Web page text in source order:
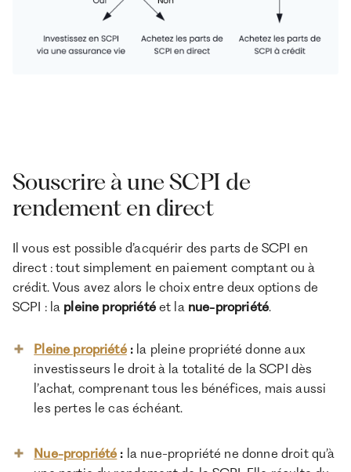
Souscrire à une SCPI de
rendement en direct
Il vous est possible d’acquérir des parts de SCPI en
direct : tout simplement en paiement comptant ou à
crédit. Vous avez alors le choix entre deux options de
SCPI : la pleine propriétéet la nue-propriété.
Pleine propriété: la pleine propriété donne aux
investisseurs le droit à la totalité de la SCPI dès
l’achat, comprenant tous les bénéfices, mais aussi
les pertes le cas échéant.
Nue-propriété : la nue-propriété ne donne droit qu’à